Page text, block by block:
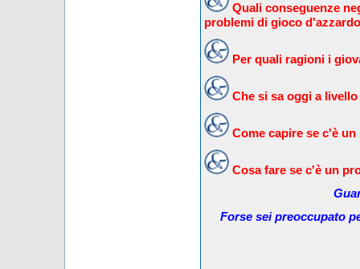
Quali conseguenze
problemi di gioco
Per quali ragioni i
Che si sa oggi a
Come capire se c'è
Cosa fare se c'è un
Forse sei preoccupato